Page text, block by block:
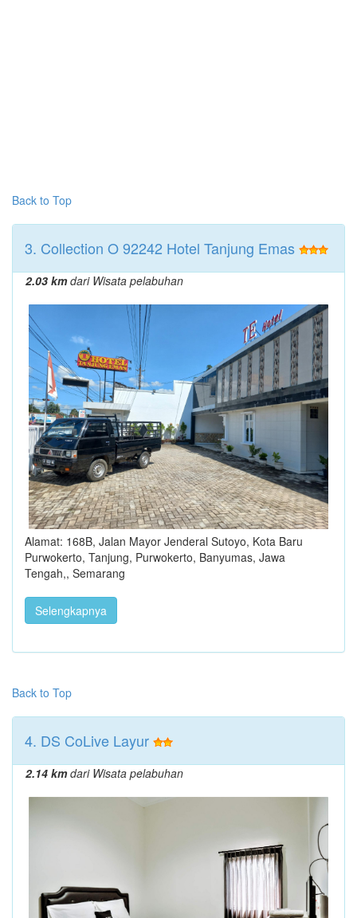
Back to Top
3. Collection O 92242 Hotel Tanjung Emas
2.03 kmdari Wisata pelabuhan
Alamat: 168B, Jalan Mayor Jenderal Sutoyo, Kota Baru
Purwokerto, Tanjung, Purwokerto, Banyumas, Jawa
Tengah,, Semarang
Selengkapnya
Back to Top
4. DS CoLive Layur
2.14 kmdari Wisata pelabuhan